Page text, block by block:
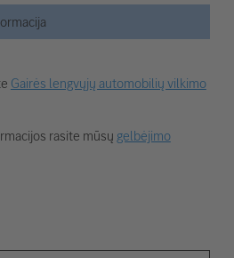
Gairės lengvųjų automobilių vilkimo
rasite mūsųgelbėjimo